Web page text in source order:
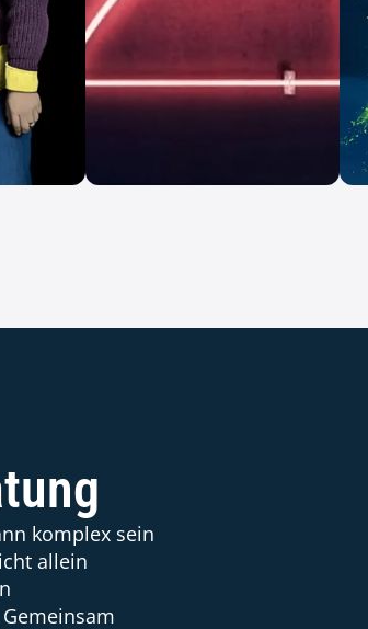
komplex sein
allein